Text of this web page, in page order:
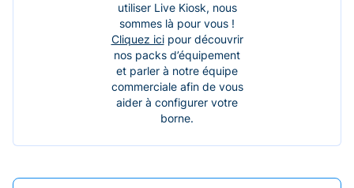
utiliser Live Kiosk, nous
sommes là pour vous !
Cliquez icipour découvrir
nos packs d’équipement
et parler à notre équipe
commerciale afin de vous
aider à configurer votre
borne.